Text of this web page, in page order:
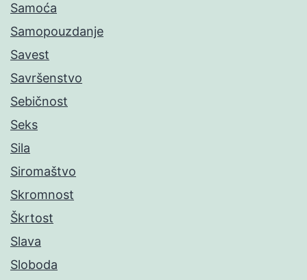
Samoća
Samopouzdanje
Savest
Savršenstvo
Sebičnost
Seks
Sila
Siromaštvo
Skromnost
Škrtost
Slava
Sloboda